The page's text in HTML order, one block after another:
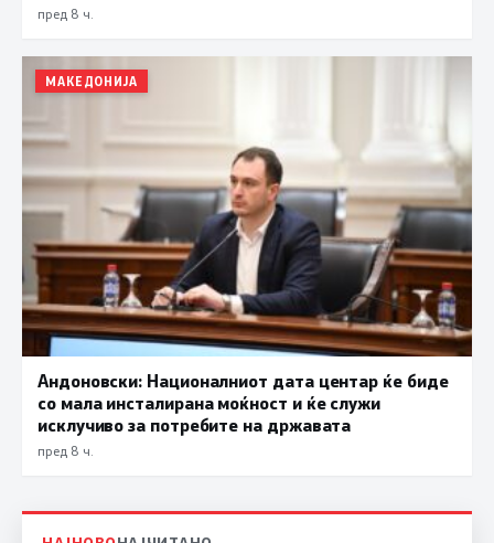
пред 8 ч.
МАКЕДОНИЈА
Андоновски: Националниот дата центар ќе биде
со мала инсталирана моќност и ќе служи
исклучиво за потребите на државата
пред 8 ч.